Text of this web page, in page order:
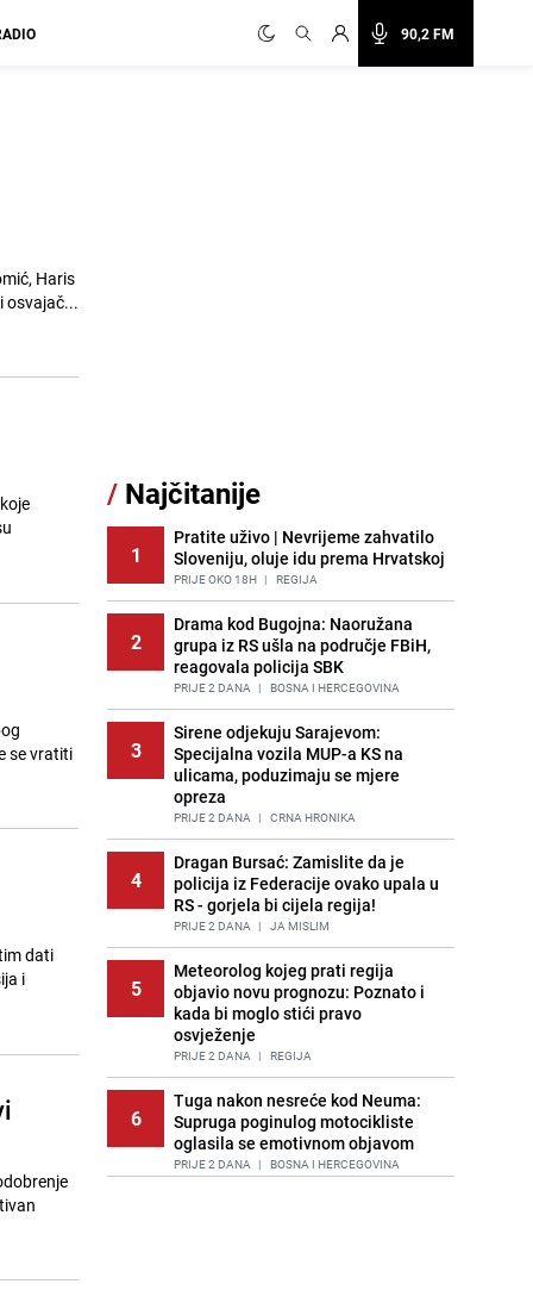
90,2 FM
Haris
osvajač...
se vratiti
dati
/ Najčitanije
1
Pratite uživo | Nevrijeme zahvatilo
Sloveniju, oluje idu prema Hrvatskoj
PRIJE OKO 18H | REGIJA
2
Drama kod Bugojna: Naoružana
grupa iz RS ušla na područje FBiH,
reagovala policija SBK
PRIJE 2 DANA | BOSNA I HERCEGOVINA
3
Sirene odjekuju Sarajevom:
Specijalna vozila MUP-a KS na
ulicama, poduzimaju se mjere
opreza
PRIJE 2 DANA | CRNA HRONIKA
4
Dragan Bursać: Zamislite da je
policija iz Federacije ovako upala u
RS - gorjela bi cijela regija!
PRIJE 2 DANA | JA MISLIM
5
Meteorolog kojeg prati regija
objavio novu prognozu: Poznato i
kada bi moglo stići pravo
osvježenje
PRIJE 2 DANA | REGIJA
6
Tuga nakon nesreće kod Neuma:
Supruga poginulog motocikliste
oglasila se emotivnom objavom
PRIJE 2 DANA | BOSNA I HERCEGOVINA